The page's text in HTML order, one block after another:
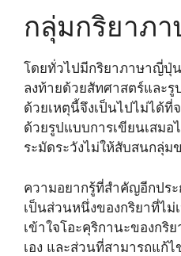
กลุ่มกริยาภ
โดยทั่วไปมีกริยาภาษาญี่ปุ่
ลงท้ายด้วยสัทศาสตร์และ
ด้วยเหตุนี้จึงเป็นไปไม่ได้
ด้วยรูปแบบการเขียนเสมอ
ระมัดระวังไม่ให้สับสนกลุ่
ความอยากรู้ที่สำคัญอีกปร
เป็นส่วนหนึ่งของกริยาที่ไม่
เข้าใจโอะคุริกานะของกริ
เอง และส่วนที่สามารถแก้